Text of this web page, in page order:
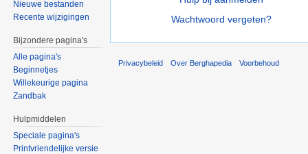
Wachtwoord vergeten?
Nieuwe bestanden
Recente wijzigingen
Bijzondere pagina's
Alle pagina's
Beginnetjes
Willekeurige pagina
Zandbak
Hulpmiddelen
Speciale pagina's
Printvriendelijke versie
Privacybeleid Over Berghapedia Voorbehoud